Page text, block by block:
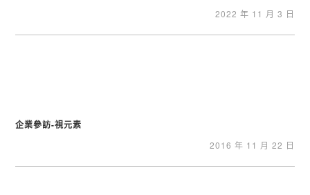
2022 年 11 月 3 日
企業參訪-視元素
2016 年 11 月 22 日